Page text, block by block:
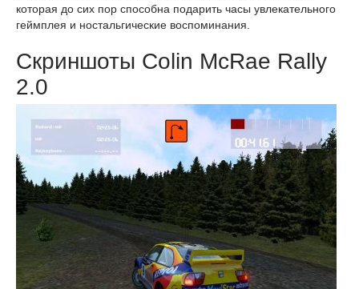
которая до сих пор способна подарить часы увлекательного
геймплея и ностальгические воспоминания.
Скриншоты Colin McRae Rally
2.0